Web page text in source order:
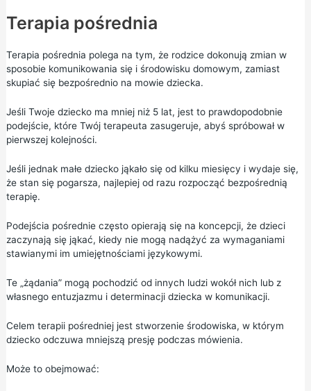
Terapia pośrednia
Terapia pośrednia polega na tym, że rodzice dokonują zmian w
sposobie komunikowania się i środowisku domowym, zamiast
skupiać się bezpośrednio na mowie dziecka.
Jeśli Twoje dziecko ma mniej niż 5 lat, jest to prawdopodobnie
podejście, które Twój terapeuta zasugeruje, abyś spróbował w
pierwszej kolejności.
Jeśli jednak małe dziecko jąkało się od kilku miesięcy i wydaje się,
że stan się pogarsza, najlepiej od razu rozpocząć bezpośrednią
terapię.
Podejścia pośrednie często opierają się na koncepcji, że dzieci
zaczynają się jąkać, kiedy nie mogą nadążyć za wymaganiami
stawianymi im umiejętnościami językowymi.
Te „żądania” mogą pochodzić od innych ludzi wokół nich lub z
własnego entuzjazmu i determinacji dziecka w komunikacji.
Celem terapii pośredniej jest stworzenie środowiska, w którym
dziecko odczuwa mniejszą presję podczas mówienia.
Może to obejmować: